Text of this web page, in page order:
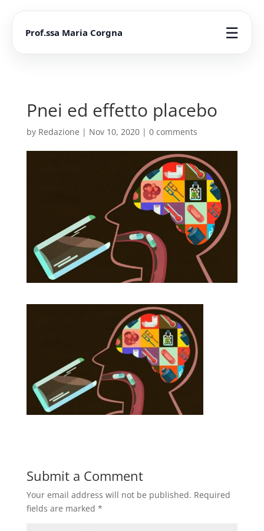
Prof.ssa Maria Corgna ☰
Pnei ed effetto placebo
by Redazione | Nov 10, 2020| 0 comments
Submit a Comment
Your email address will not be published. Required
fields are marked *